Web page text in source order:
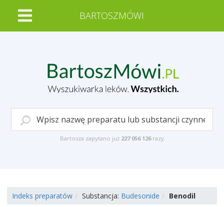
BARTOSZMÓWI
Bartosza zapytano już 227 056 126 razy
Indeks preparatów Substancja: Budesonide Benodil